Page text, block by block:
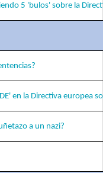
5 'bulos' sobre la
en la Directiva europea
a un nazi?